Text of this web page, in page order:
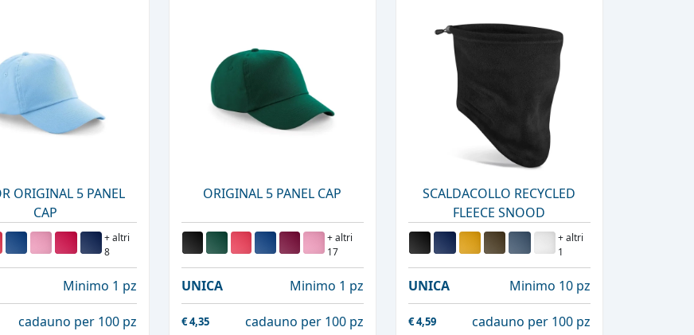
ORIGINAL 5 PANEL
CAP
+ altri
8
Minimo 1 pz
cadauno per 100 pz
ORIGINAL 5 PANEL CAP
+ altri
17
UNICA Minimo 1 pz
€4,35
cadauno per 100 pz
SCALDACOLLO RECYCLED
FLEECE SNOOD
+ altri
1
UNICA Minimo 10 pz
€4,59
cadauno per 100 pz